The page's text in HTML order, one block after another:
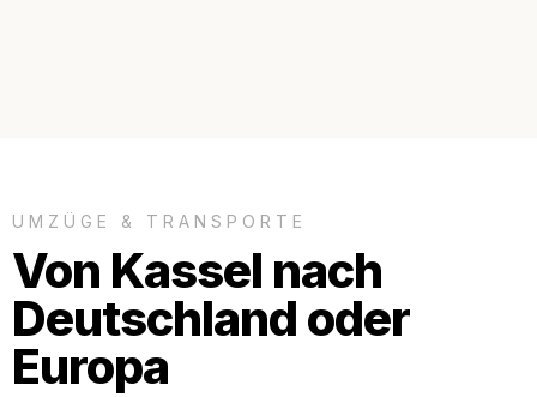
UMZÜGE & TRANSPORTE
Von Kassel nach
Deutschland oder
Europa